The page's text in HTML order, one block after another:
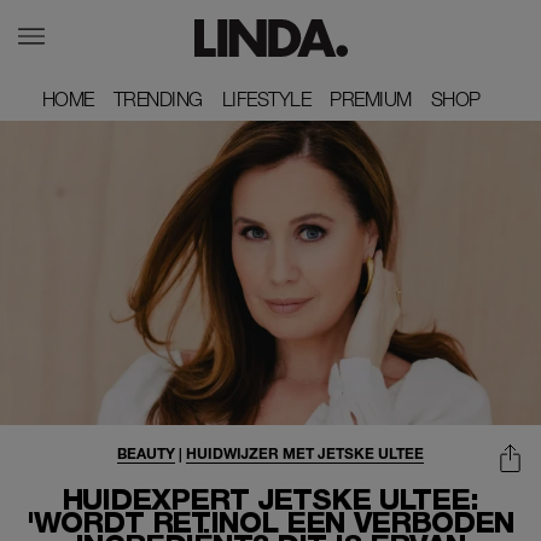
HOME
HOME TRENDING
TRENDING LIFESTYLE
LIFESTYLE PREMIUM
PREMIUM SHOP
SHOP
HUIDEXPERT JETSKE ULTEE:
'WORDT RETINOL EEN VERBODEN
BEAUTY | HUIDWIJZER MET JETSKE ULTEE